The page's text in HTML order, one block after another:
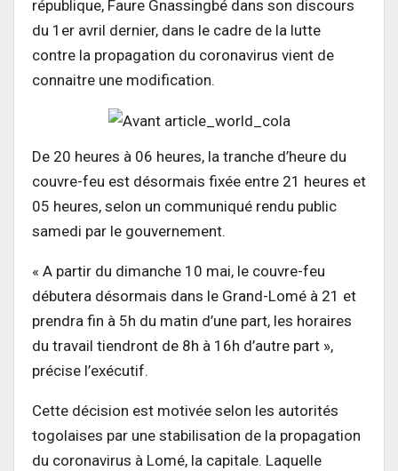
république, Faure Gnassingbé dans son discours
du 1er avril dernier, dans le cadre de la lutte
contre la propagation du coronavirus vient de
connaitre une modification.
De 20 heures à 06 heures, la tranche d’heure du
couvre-feu est désormais fixée entre 21 heures et
05 heures, selon un communiqué rendu public
samedi par le gouvernement.
« A partir du dimanche 10 mai, le couvre-feu
débutera désormais dans le Grand-Lomé à 21 et
prendra fin à 5h du matin d’une part, les horaires
du travail tiendront de 8h à 16h d’autre part »,
précise l’exécutif.
Cette décision est motivée selon les autorités
togolaises par une stabilisation de la propagation
du coronavirus à Lomé, la capitale. Laquelle